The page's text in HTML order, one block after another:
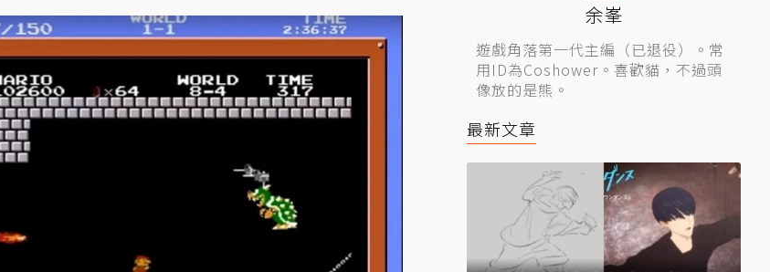
余峯
遊戲角落第一代主編（已退役）。常
用ID為Coshower。喜歡貓，不過頭
像放的是熊。
最新文章